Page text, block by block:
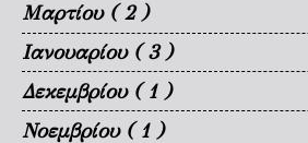
Μαρτίου ( 2 )
Ιανουαρίου ( 3 )
Δεκεμβρίου ( 1 )
Νοεμβρίου ( 1 )